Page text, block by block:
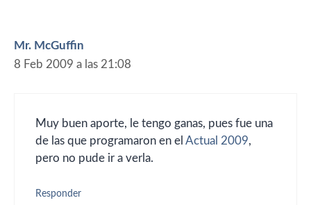
Mr. McGuffin
8 Feb 2009 a las 21:08
Muy buen aporte, le tengo ganas, pues fue una
de las que programaron en el Actual 2009,
pero no pude ir a verla.
Responder